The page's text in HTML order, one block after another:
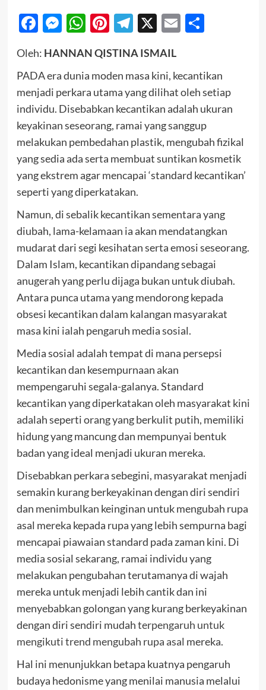
Facebook
Messenger
WhatsApp
Pinterest
Telegram
X EmailShare
Oleh: HANNAN QISTINA ISMAIL
PADA era dunia moden masa kini, kecantikan
menjadi perkara utama yang dilihat oleh setiap
individu. Disebabkan kecantikan adalah ukuran
keyakinan seseorang, ramai yang sanggup
melakukan pembedahan plastik, mengubah fizikal
yang sedia ada serta membuat suntikan kosmetik
yang ekstrem agar mencapai ‘standard kecantikan’
seperti yang diperkatakan.
Namun, di sebalik kecantikan sementara yang
diubah, lama-kelamaan ia akan mendatangkan
mudarat dari segi kesihatan serta emosi seseorang.
Dalam Islam, kecantikan dipandang sebagai
anugerah yang perlu dijaga bukan untuk diubah.
Antara punca utama yang mendorong kepada
obsesi kecantikan dalam kalangan masyarakat
masa kini ialah pengaruh media sosial.
Media sosial adalah tempat di mana persepsi
kecantikan dan kesempurnaan akan
mempengaruhi segala-galanya. Standard
kecantikan yang diperkatakan oleh masyarakat kini
adalah seperti orang yang berkulit putih, memiliki
hidung yang mancung dan mempunyai bentuk
badan yang ideal menjadi ukuran mereka.
Disebabkan perkara sebegini, masyarakat menjadi
semakin kurang berkeyakinan dengan diri sendiri
dan menimbulkan keinginan untuk mengubah rupa
asal mereka kepada rupa yang lebih sempurna bagi
mencapai piawaian standard pada zaman kini. Di
media sosial sekarang, ramai individu yang
melakukan pengubahan terutamanya di wajah
mereka untuk menjadi lebih cantik dan ini
menyebabkan golongan yang kurang berkeyakinan
dengan diri sendiri mudahterpengaruh untuk
mengikuti trend mengubah rupa asal mereka.
Hal ini menunjukkan betapa kuatnya pengaruh
budaya hedonisme yang menilai manusia melalui